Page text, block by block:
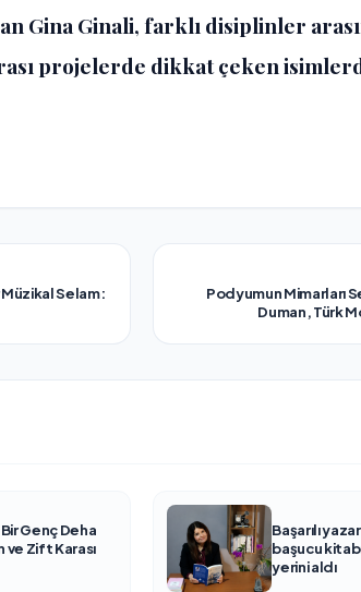
Gina Ginali, farklı disiplinler
projelerde dikkat çeken
Müzikal Selam:
Podyumun Mimarları
Duman, Türk
Genç Deha
ve Zift Karası
Başarılı
başucu
yerini aldı